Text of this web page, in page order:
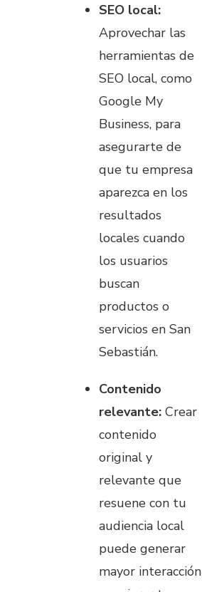
SEO local:
Aprovechar las
herramientas de
SEO local, como
Google My
Business, para
asegurarte de
que tu empresa
aparezca en los
resultados
locales cuando
los usuarios
buscan
productos o
servicios en San
Sebastián.
Contenido
relevante: Crear
contenido
original y
relevante que
resuene con tu
audiencia local
puede generar
mayor interacción